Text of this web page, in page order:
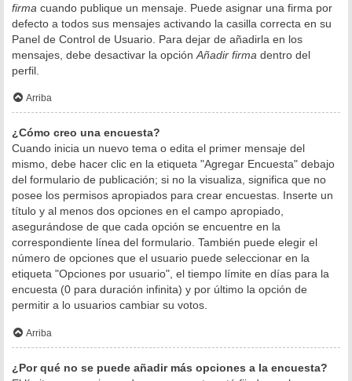
firma cuando publique un mensaje. Puede asignar una firma por
defecto a todos sus mensajes activando la casilla correcta en su
Panel de Control de Usuario. Para dejar de añadirla en los
mensajes, debe desactivar la opción Añadir firma dentro del
perfil.
Arriba
¿Cómo creo una encuesta?
Cuando inicia un nuevo tema o edita el primer mensaje del
mismo, debe hacer clic en la etiqueta "Agregar Encuesta" debajo
del formulario de publicación; si no la visualiza, significa que no
posee los permisos apropiados para crear encuestas. Inserte un
título y al menos dos opciones en el campo apropiado,
asegurándose de que cada opción se encuentre en la
correspondiente línea del formulario. También puede elegir el
número de opciones que el usuario puede seleccionar en la
etiqueta "Opciones por usuario", el tiempo límite en días para la
encuesta (0 para duración infinita) y por último la opción de
permitir a lo usuarios cambiar su votos.
Arriba
¿Por qué no se puede añadir más opciones a la encuesta?